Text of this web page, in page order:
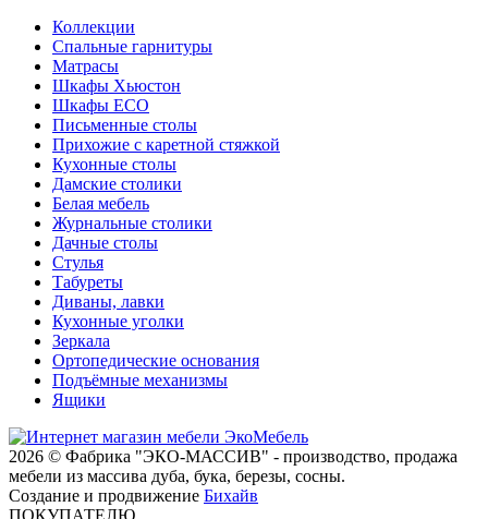
Коллекции
Спальные гарнитуры
Матрасы
Шкафы Хьюстон
Шкафы ECO
Письменные столы
Прихожие с каретной стяжкой
Кухонные столы
Дамские столики
Белая мебель
Журнальные столики
Дачные столы
Стулья
Табуреты
Диваны, лавки
Кухонные уголки
Зеркала
Ортопедические основания
Подъёмные механизмы
Ящики
2026 © Фабрика "ЭКО-МАССИВ" - производство, продажа
мебели из массива дуба, бука, березы, сосны.
Создание и продвижение Бихайв
ПОКУПАТЕЛЮ